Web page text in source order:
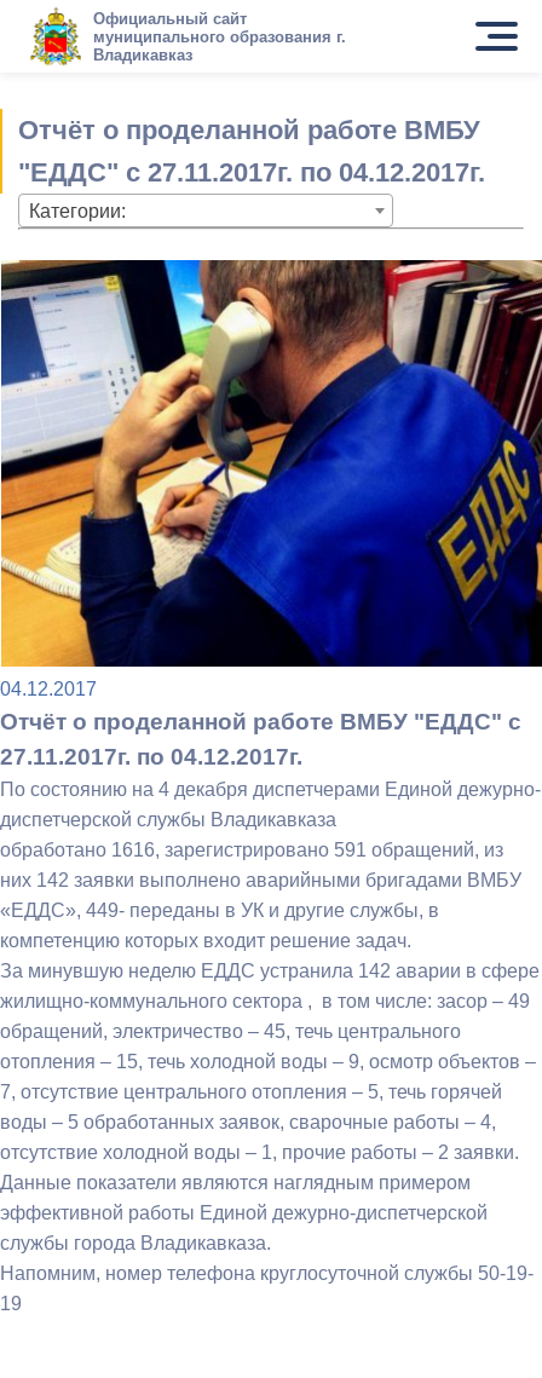
Официальный сайт
муниципального образования г.
Владикавказ
Отчёт о проделанной работе ВМБУ
"ЕДДС" c 27.11.2017г. по 04.12.2017г.
Категории:
04.12.2017
Отчёт о проделанной работе ВМБУ "ЕДДС" c
27.11.2017г. по 04.12.2017г.
По состоянию на 4 декабря диспетчерами Единой дежурно-
диспетчерской службы Владикавказа
обработано 1616, зарегистрировано 591 обращений, из
них 142 заявки выполнено аварийными бригадами ВМБУ
«ЕДДС», 449- переданы в УК и другие службы, в
компетенцию которых входит решение задач.
За минувшую неделю ЕДДС устранила 142 аварии в сфере
жилищно-коммунального сектора , в том числе: засор – 49
обращений, электричество – 45, течь центрального
отопления – 15, течь холодной воды – 9, осмотр объектов –
7, отсутствие центрального отопления – 5, течь горячей
воды – 5 обработанных заявок, сварочные работы – 4,
отсутствие холодной воды – 1, прочие работы – 2 заявки.
Данные показатели являются наглядным примером
эффективной работы Единой дежурно-диспетчерской
службы города Владикавказа.
Напомним, номер телефона круглосуточной службы 50-19-
19